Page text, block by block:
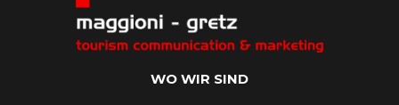
WO WIR SIND